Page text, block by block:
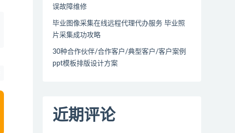
误故障维修
毕业图像采集在线远程代理代办服务 毕业照
片采集成功攻略
30种合作伙伴/合作客户/典型客户/客户案例
ppt模板排版设计方案
近期评论